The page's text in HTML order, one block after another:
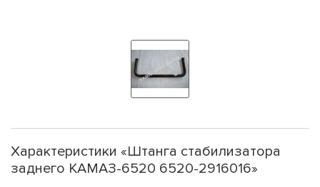
Характеристики «Штанга стабилизатора
заднего КАМАЗ-6520 6520-2916016»